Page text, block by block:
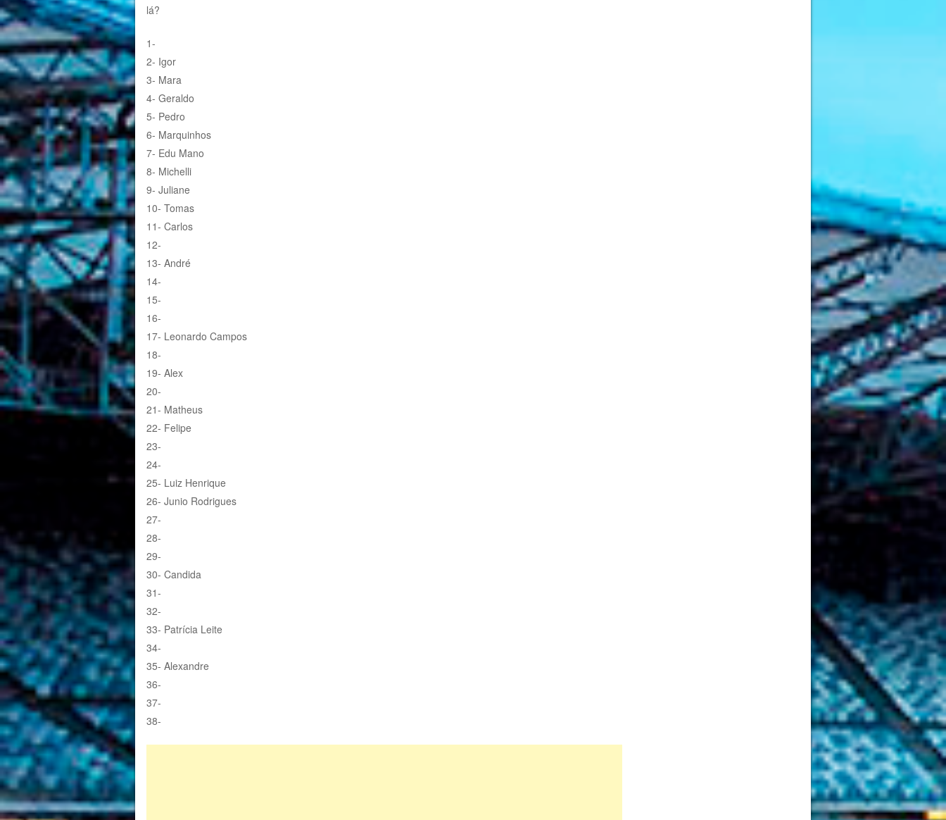
lá?
1-
2- Igor
3- Mara
4- Geraldo
5- Pedro
6- Marquinhos
7- Edu Mano
8- Michelli
9- Juliane
10- Tomas
11- Carlos
12-
13- André
14-
15-
16-
17- Leonardo Campos
18-
19- Alex
20-
21- Matheus
22- Felipe
23-
24-
25- Luiz Henrique
26- Junio Rodrigues
27-
28-
29-
30- Candida
31-
32-
33- Patrícia Leite
34-
35- Alexandre
36-
37-
38-